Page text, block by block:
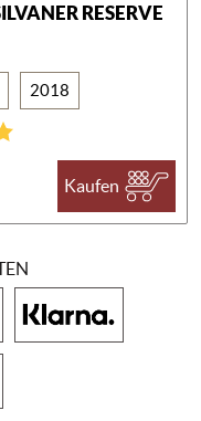
RESERVE
2018
Kaufen